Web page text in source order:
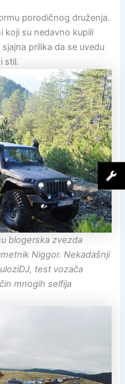
porodičnog druženja.
koji su nedavno kupili
prilika da se uvedu
stil.
blogerska zvezda
Niggor. Nekadašnji
test vozača
mnogih selfija